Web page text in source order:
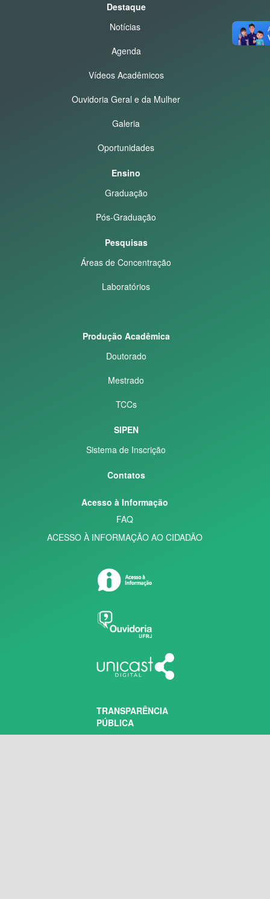
Destaque
Notícias
Agenda
Vídeos Acadêmicos
Ouvidoria Geral e da Mulher
Galeria
Oportunidades
Ensino
Graduação
Pós-Graduação
Pesquisas
Áreas de Concentração
Laboratórios
Produção Acadêmica
Doutorado
Mestrado
TCCs
SIPEN
Sistema de Inscrição
Contatos
Acesso à Informação
FAQ
ACESSO À INFORMAÇÃO AO CIDADÃO
TRANSPARÊNCIA
PÚBLICA